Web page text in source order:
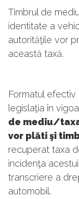
Timbrul de
identitate a
autorităţile vor
această taxă.
Formatul
legislaţia în
de mediu/
vor plăti şi
recuperat taxa
incidenţa
transcriere a
automobil.